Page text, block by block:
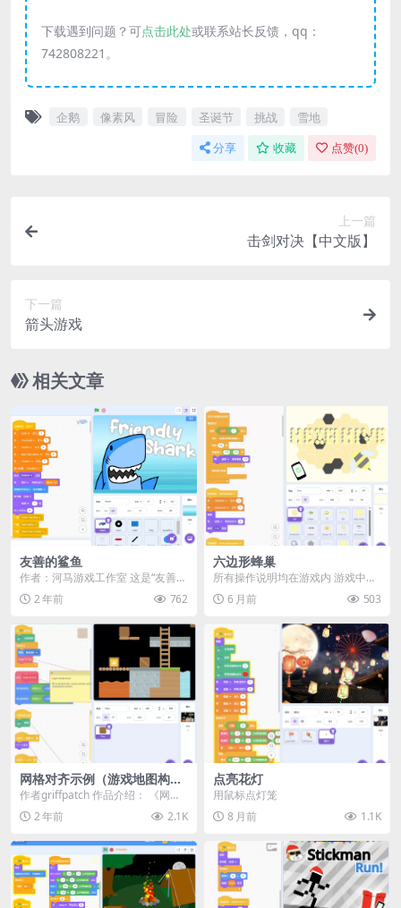
下载遇到问题？可点击此处或联系站长反馈，qq：
742808221。
企鹅 像素风 冒险 圣诞节 挑战 雪地
分享 收藏 点赞(0)
上一篇
击剑对决【中文版】
下一篇
箭头游戏
相关文章
友善的鲨鱼
作者：河马游戏工作室 这是“友善鲨
鱼”游戏！ 吓跑那些接近危险的游泳
者！ 并尽量...
2 年前 762
六边形蜂巢
所有操作说明均在游戏内 游戏中有
20条关于蜜蜂的知识，记得全部看
完哦！ ====...
6 月前 503
网格对齐示例（游戏地图构建
器）
作者griffpatch 作品介绍： 《网格
对齐示例 (Snap to Grid...
2 年前 2.1K
点亮花灯
用鼠标点灯笼
8 月前
1.1K